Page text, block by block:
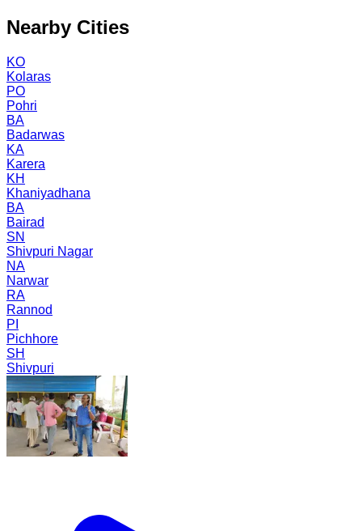
Nearby Cities
KO
Kolaras
PO
Pohri
BA
Badarwas
KA
Karera
KH
Khaniyadhana
BA
Bairad
SN
Shivpuri Nagar
NA
Narwar
RA
Rannod
PI
Pichhore
SH
Shivpuri